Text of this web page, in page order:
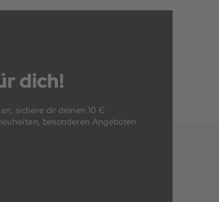
dich!
sichere dir deinen 10 €
besonderen Angeboten